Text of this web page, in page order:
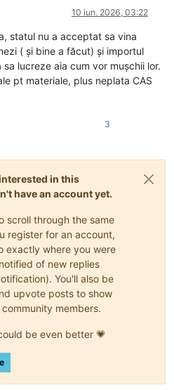
10 iun. 2026, 03:22
statul nu a acceptat sa vina
( și bine a făcut) și importul
lucreze aia cum vor mușchii lor.
pt materiale, plus neplata CAS
3
in this
have an account yet.
scroll through the same
register for an account,
exactly where you were
of new replies
You'll also be
upvote posts to show
members.
be even better 💗